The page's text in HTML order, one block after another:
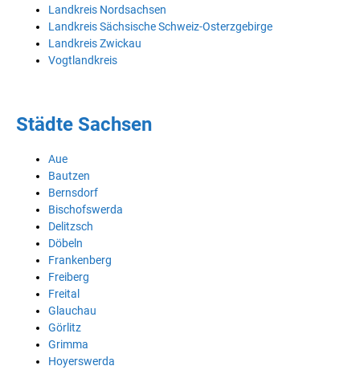
Landkreis Nordsachsen
Landkreis Sächsische Schweiz-Osterzgebirge
Landkreis Zwickau
Vogtlandkreis
Städte Sachsen
Aue
Bautzen
Bernsdorf
Bischofswerda
Delitzsch
Döbeln
Frankenberg
Freiberg
Freital
Glauchau
Görlitz
Grimma
Hoyerswerda